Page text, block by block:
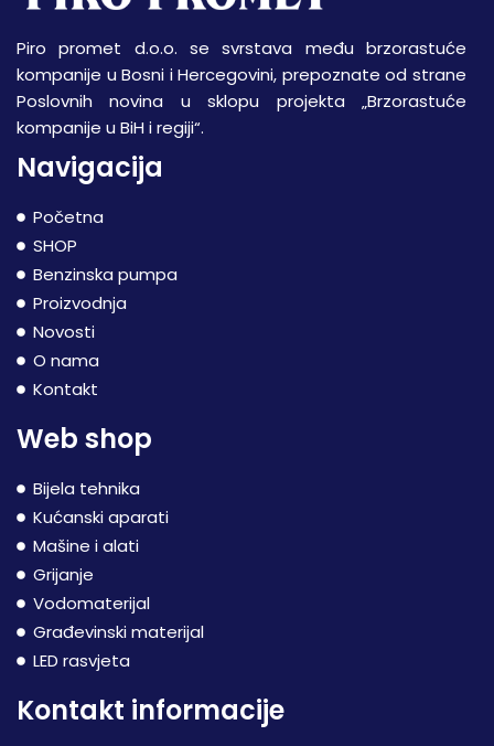
Piro promet d.o.o. se svrstava među brzorastuće
kompanije u Bosni i Hercegovini, prepoznate od strane
Poslovnih novina u sklopu projekta „Brzorastuće
kompanije u BiH i regiji“.
Navigacija
Početna
SHOP
Benzinska pumpa
Proizvodnja
Novosti
O nama
Kontakt
Web shop
Bijela tehnika
Kućanski aparati
Mašine i alati
Grijanje
Vodomaterijal
Građevinski materijal
LED rasvjeta
Kontakt informacije